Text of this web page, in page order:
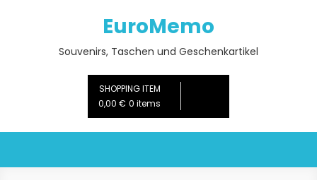
EuroMemo
Souvenirs, Taschen und Geschenkartikel
SHOPPING ITEM
0,00 € 0 items